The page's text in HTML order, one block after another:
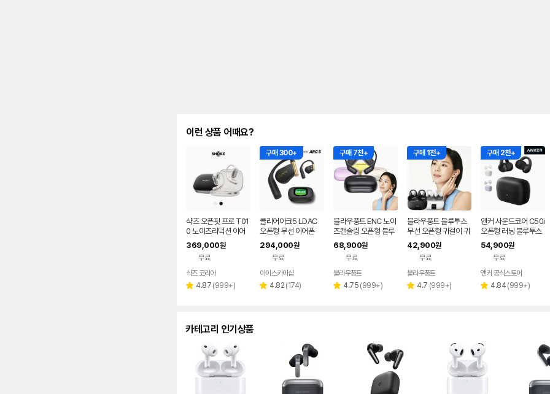
이런 상품 어때요?
샥즈 오픈핏 프로 T01
0 노이즈리덕션 이어
폰
369,000원
무료
페이
샥즈 코리아
별 4.87 리
(999+)
구매 300+
클리어아크5 LDAC
오픈형 무선 이어폰
294,000원
무료
페이
아이스카이샵
별 4.82 리
(174)
구매 7천+
블라우풍트 ENC 노이
즈캔슬링 오픈형 블루
투스 이어폰 오픈픽 B
LP-OE383
68,900원
무료
블라우풍트
별 4.75 리
(999+)
구매 1천+
블라우풍트 블루투스
무선 오픈형 귀걸이 귀
찌형 이어폰 귀걸이형
이어클립 러닝 귀찌이
어폰
42,900원
무료
블라우풍트
별 4.7 리
(999+)
구매 2천+
앤커 사운드코어 C50i
오픈형 러닝 블루투스
이어폰 D1101
54,900원
무료
앤커 공식스토어
별 4.84 리
(999+)
카테고리 인기상품